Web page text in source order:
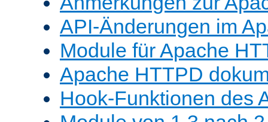
API-Änderungen im
Module für Apache
Apache HTTPD
Hook-Funktionen des